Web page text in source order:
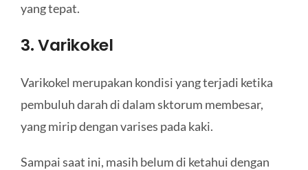
yang tepat.
3. Varikokel
Varikokel merupakan kondisi yang terjadi ketika
pembuluh darah di dalam sktorum membesar,
yang mirip dengan varises pada kaki.
Sampai saat ini, masih belum di ketahui dengan